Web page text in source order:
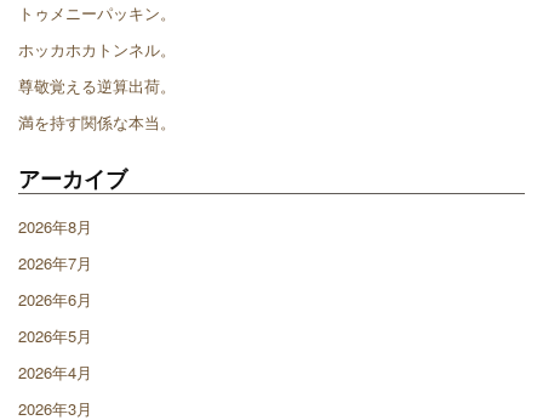
トゥメニーパッキン。
ホッカホカトンネル。
尊敬覚える逆算出荷。
満を持す関係な本当。
アーカイブ
2026年8月
2026年7月
2026年6月
2026年5月
2026年4月
2026年3月